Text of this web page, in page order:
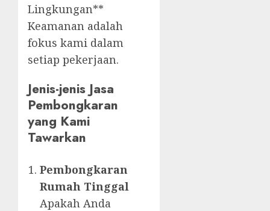
Lingkungan**
Keamanan adalah
fokus kami dalam
setiap pekerjaan.
Jenis-jenis Jasa
Pembongkaran
yang Kami
Tawarkan
Pembongkaran
Rumah Tinggal
Apakah Anda